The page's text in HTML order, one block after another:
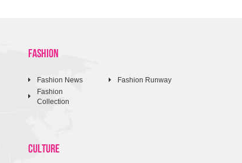
FASHION
Fashion News
Fashion
Collection
Fashion Runway
CULTURE